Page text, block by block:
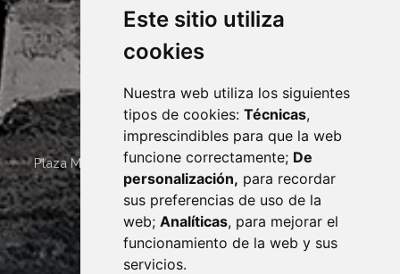
Este sitio utiliza
cookies
Nuestra web utiliza los siguientes
tipos de cookies: Técnicas,
imprescindibles para que la web
funcione correctamente; De
personalización, para recordar
sus preferencias de uso de la
web; Analíticas, para mejorar el
funcionamiento de la web y sus
servicios.
Plaza Mayor 4 22400 MONZÓN - ARAGÓN (ESPAÑA)
· (34) 974 400 700 ·
sac@monzon.es
monzon.es